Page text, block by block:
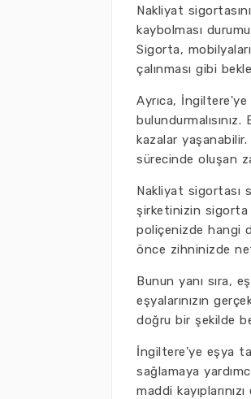
Nakliyat
kaybolması
Sigorta,
çalınması gibi
Ayrıca, İngiltere'ye
kazalar
sürecinde oluşan
Nakliyat sigortası
şirketinizin sigorta
poliçenizde hangi
önce zihninizde
Bunun yanı sıra,
eşyalarınızın
doğru bir şekilde
İngiltere'ye eşya
sağlamaya
maddi